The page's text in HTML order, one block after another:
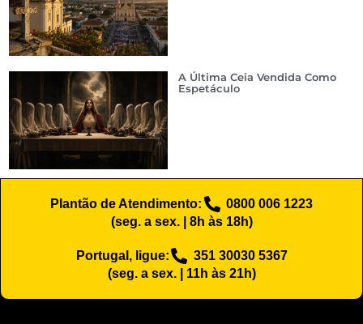
A Última Ceia Vendida Como
Espetáculo
Plantão de Atendimento:
0800 006 1223
(seg. a sex. | 8h às 18h)
Portugal, ligue:
351 30030 5367
(seg. a sex. | 11h às 21h)